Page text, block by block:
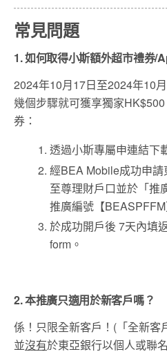
常見問題
1. 如何取得小斯額外超市禮券/
2024年10月17日至2024年10
幾個步驟就可獲享獨家
券：
透過小斯專屬申連結下
經BEA Mobile成功申
至尊理財戶口並於「推
推廣編號【BEASPFFM
於成功開戶後 7天內填
form。
2. 本推廣只適用於新客戶嗎？
係！只限全新客戶！(「全新客
並沒有於東亞銀行以個人或聯